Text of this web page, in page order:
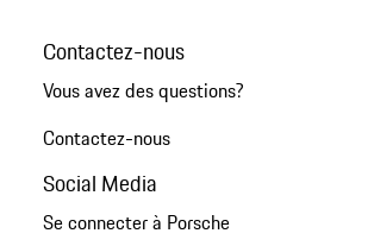
Contactez-nous
Vous avez des questions?
Contactez-nous
Social Media
Se connecter à Porsche